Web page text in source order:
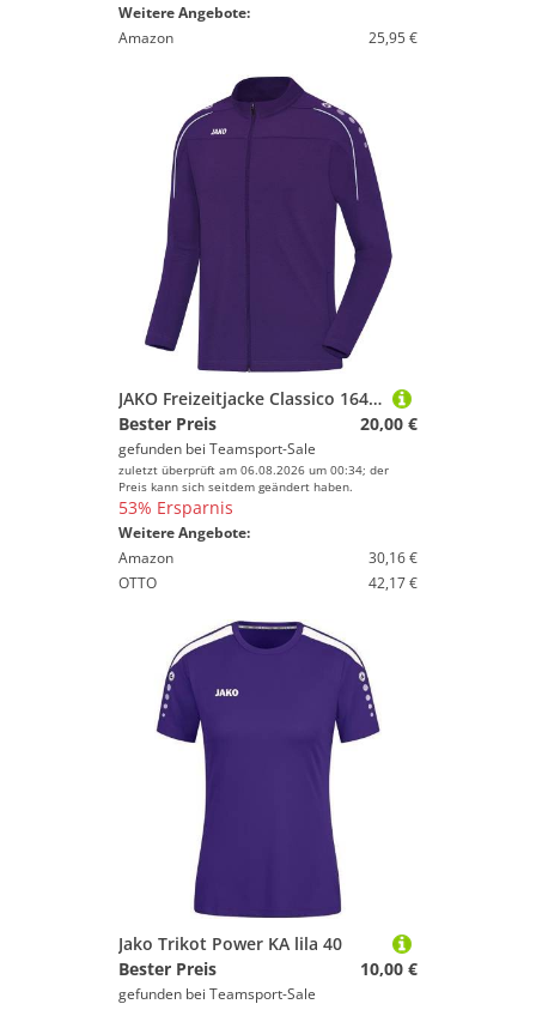
Weitere Angebote:
Amazon
25,95 €
JAKO Freizeitjacke Classico 164 Lila
Bester Preis
20,00 €
gefunden bei Teamsport-Sale
zuletzt überprüft am 06.08.2026 um 00:34; der
Preis kann sich seitdem geändert haben.
53% Ersparnis
Weitere Angebote:
Amazon
30,16 €
OTTO
42,17 €
Jako Trikot Power KA lila 40
Bester Preis
10,00 €
gefunden bei Teamsport-Sale